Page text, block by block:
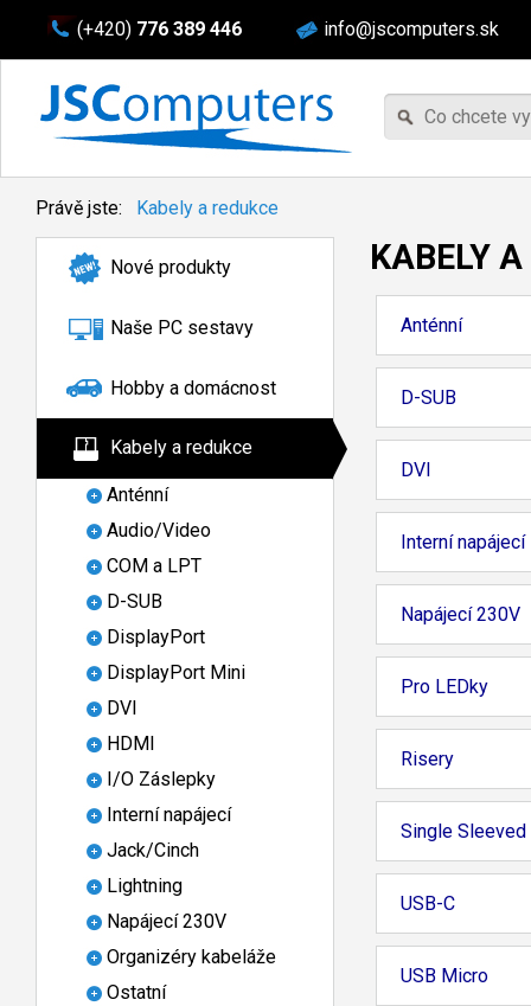
(+420) 776 389 446 info@jscomputers.sk
Právě jste: Kabely a redukce
Nové produkty
Naše PC sestavy
Hobby a domácnost
Kabely a redukce
Anténní
Audio/Video
COM a LPT
D-SUB
DisplayPort
DisplayPort Mini
DVI
HDMI
I/O Záslepky
Interní napájecí
Jack/Cinch
Lightning
Napájecí 230V
Organizéry kabeláže
Ostatní
KABELY
Anténní
D-SUB
DVI
Interní napájecí
Napájecí 230V
Pro LEDky
Risery
Single Sleeved
USB-C
USB Micro